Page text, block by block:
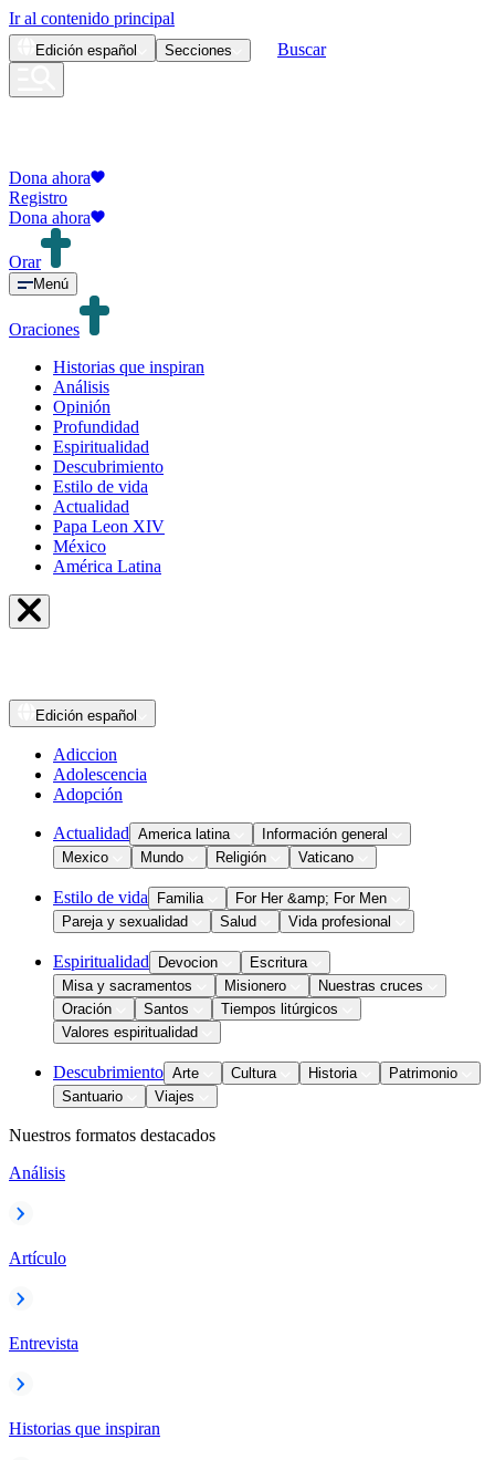
Ir al contenido principal
Edición español Secciones Buscar
Dona ahora
Registro
Dona ahora
Orar
Menú
Oraciones
Historias que inspiran
Análisis
Opinión
Profundidad
Espiritualidad
Descubrimiento
Estilo de vida
Actualidad
Papa Leon XIV
México
América Latina
Edición español
Adiccion
Adolescencia
Adopción
Actualidad America latina
Información general
Mexico
Mundo Religión Vaticano
Estilo de vida Familia
For Her &amp; For Men
Pareja y sexualidad
Salud Vida profesional
Espiritualidad Devocion
Escritura
Misa y sacramentos
Misionero
Nuestras cruces
Oración
Santos
Tiempos litúrgicos
Valores espiritualidad
Descubrimiento Arte Cultura Historia
Patrimonio
Santuario
Viajes
Nuestros formatos destacados
Análisis
Artículo
Entrevista
Historias que inspiran